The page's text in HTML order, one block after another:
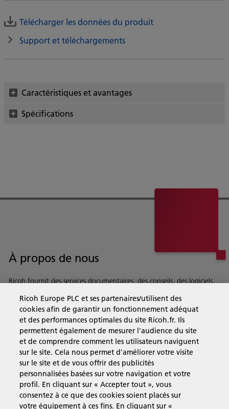
Télécharger les données du produit
Support et téléchargements
Caractéristiques et avantages
Spécifications
À propos de nous
Ricoh fournit des services documentaires, des conseils, des logiciels
En savoir plus à propos de notre histoire et de ce que nous
faisons
Solutions pour les entreprises
Produits et Services
Ricoh Europe PLC et ses partenaires/utilisent des
cookies afin de garantir un fonctionnement adéquat
et des performances optimales du site Ricoh.fr. Ils
permettent également de mesurer l'audience du site
et de comprendre comment les utilisateurs naviguent
sur le site. Cela nous permet d'améliorer votre visite
sur le site et de vous offrir des publicités
personnalisées basées sur votre navigation et votre
profil. En cliquant sur « Accepter tout », vous
consentez à ce que des cookies soient placés sur
votre équipement à ces fins. En cliquant sur «